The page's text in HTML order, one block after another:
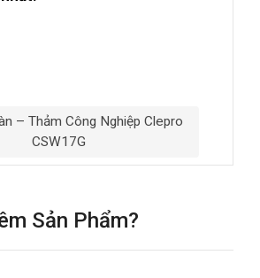
– Thảm Công Nghiệp Clepro
CSW17G
Sản Phẩm?